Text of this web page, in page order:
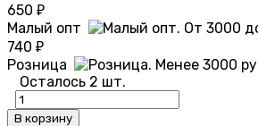
650 ₽
Малый опт
740 ₽
Розница
Осталось 2 шт.
В корзину